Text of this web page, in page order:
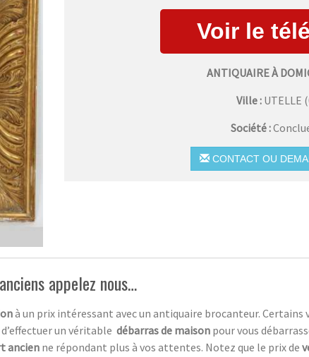
ANTIQUAIRE À
Ville : UTELLE (
Société :
CONTACT OU
appelez nous…
à un prix intéressant avec un antiquaire brocanteur.
un véritable débarras de maison pour vous
ancien ne répondant plus à vos attentes. Notez que le prix de